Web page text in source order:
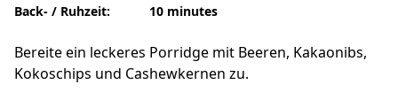
Back- / Ruhzeit:
10 minutes
Bereite ein leckeres Porridge mit Beeren, Kakaonibs,
Kokoschips und Cashewkernen zu.